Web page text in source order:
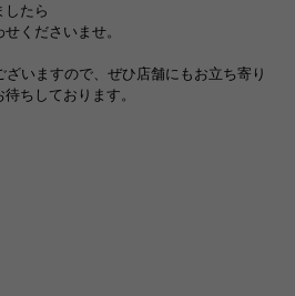
したら
くださいませ。
いますので、ぜひ店舗にもお立ち寄り
ちしております。